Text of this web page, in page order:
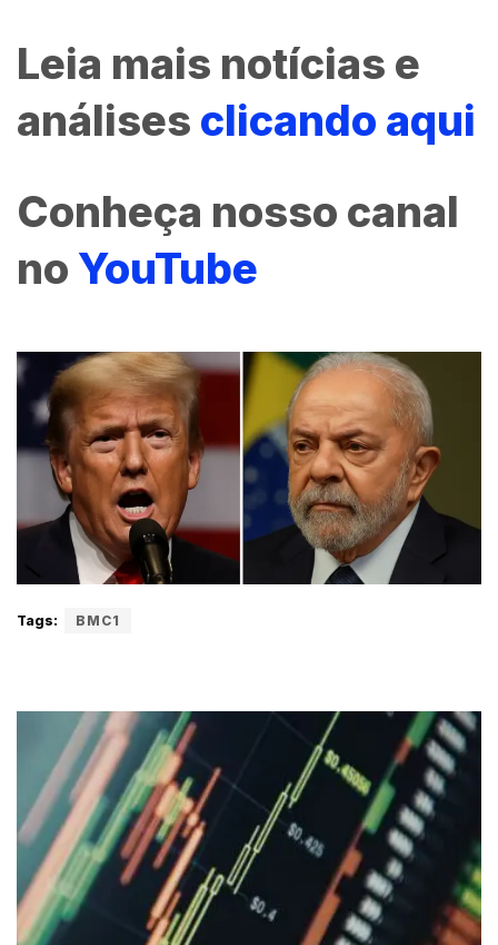
Leia mais notícias e
análises clicando aqui
Conheça nosso canal
no YouTube
Tags: BMC1